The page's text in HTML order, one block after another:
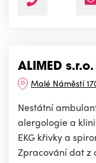
ALIMED s.r.o.
Malé Náměstí
Nestátní
alergologie a
EKG křivky a
Zpracování dat z